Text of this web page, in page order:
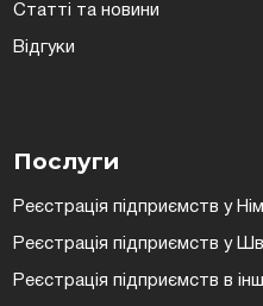
Статті та новини
Відгуки
Послуги
Реєстрація підприємств у
Реєстрація підприємств у
Реєстрація підприємств в